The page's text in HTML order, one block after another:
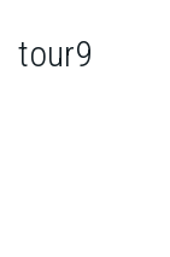
tour9